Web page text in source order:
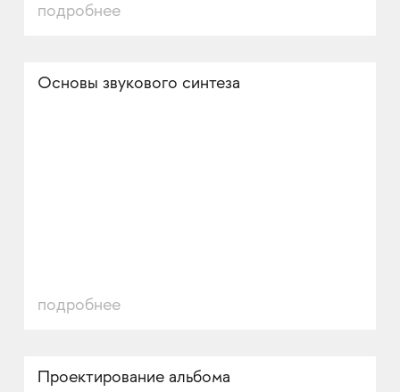
подробнее
Основы звукового синтеза
подробнее
Проектирование альбома